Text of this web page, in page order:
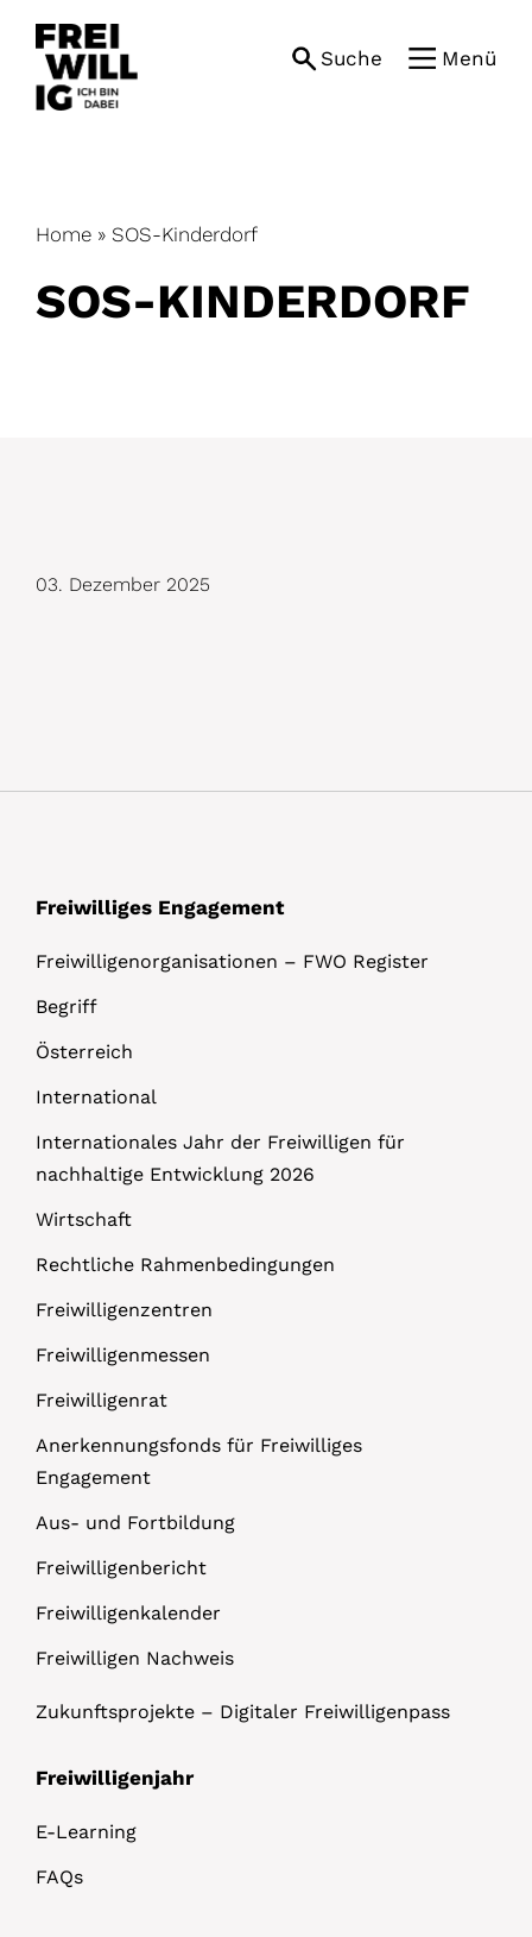
content
Suche Menü
Home » SOS-Kinderdorf
SOS-KINDERDORF
D
03. Dezember 2025
Freiwilliges Engagement
Freiwilligenorganisationen – FWO Register
Begriff
Österreich
International
Internationales Jahr der Freiwilligen für
nachhaltige Entwicklung 2026
Wirtschaft
Rechtliche Rahmenbedingungen
Freiwilligenzentren
Freiwilligenmessen
Freiwilligenrat
Anerkennungsfonds für Freiwilliges
Engagement
Aus- und Fortbildung
Freiwilligenbericht
Freiwilligenkalender
Freiwilligen Nachweis
Zukunftsprojekte – Digitaler Freiwilligenpass
Freiwilligenjahr
E-Learning
FAQs